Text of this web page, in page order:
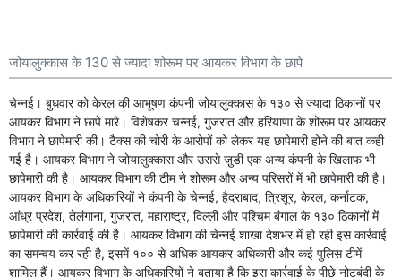
जोयालुक्कास के 130 से ज्यादा शोरूम पर आयकर विभाग के छापे
चेन्नई। बुधवार को केरल की आभूषण कंपनी जोयालुक्कास के १३० से ज्यादा ठिकानों पर
आयकर विभाग ने छापे मारे। विशेषकर चन्नई, गुजरात और हरियाणा के शोरूम पर आयकर
विभाग ने छापेमारी की। टैक्स की चोरी के आरोपों को लेकर यह छापेमारी होने की बात कही
गई है। आयकर विभाग ने जोयालुक्कास और उससे जु़डी एक अन्य कंपनी के खिलाफ भी
छापेमारी की है। आयकर विभाग की टीम ने शोरूम और अन्य परिसरों में भी छापेमारी की है।
आयकर विभाग के अधिकारियों ने कंपनी के चेन्नई, हैदराबाद, त्रिशूर, केरल, कर्नाटक,
आंध्र प्रदेश, तेलंगाना, गुजरात, महाराष्ट्र, दिल्ली और पश्चिम बंगाल के १३० ठिकानों में
छापेमारी की कार्रवाई की है। आयकर विभाग की चेन्नई शाखा देशभर में हो रही इस कार्रवाई
का समन्वय कर रही है, इसमें १०० से अधिक आयकर अधिकारी और कई पुलिस टीमें
शामिल हैं। आयकर विभाग के अधिकारियों ने बताया है कि इस कार्रवाई के पीछे नोटबंदी के